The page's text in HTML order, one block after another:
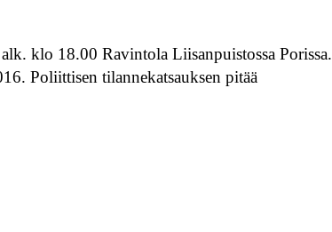
klo 18.00 Ravintola Liisanpuistossa Porissa.
Poliittisen tilannekatsauksen pitää